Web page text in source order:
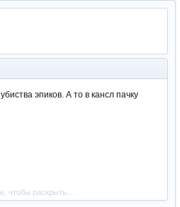
эпиков. А то в кансл пачку
чтобы раскрыть...